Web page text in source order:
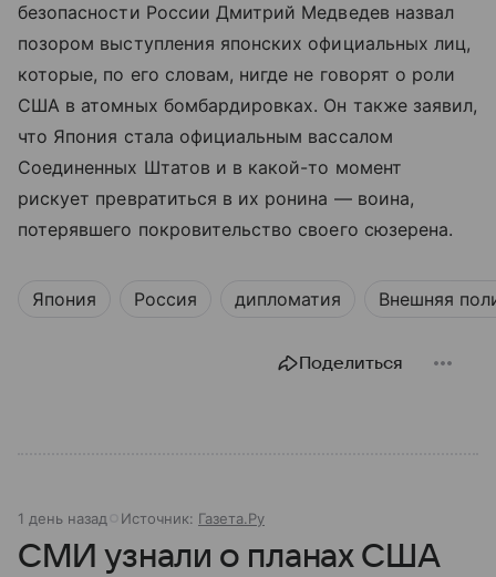
безопасности России Дмитрий Медведев назвал
позором выступления японских официальных лиц,
которые, по его словам, нигде не говорят о роли
США в атомных бомбардировках. Он также заявил,
что Япония стала официальным вассалом
Соединенных Штатов и в какой-то момент
рискует превратиться в их ронина — воина,
потерявшего покровительство своего сюзерена.
Япония Россия дипломатия Внешняя
Поделиться
1 день назад Источник: Газета.Ру
СМИ узнали о планах США